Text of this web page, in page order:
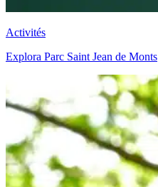
Activités
Explora Parc Saint Jean de Monts